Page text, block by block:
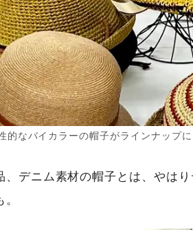
的なバイカラーの帽子がラインナップ
、デニム素材の帽子とは、やは